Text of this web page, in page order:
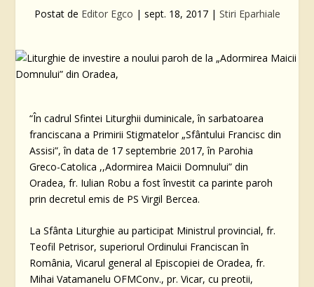
Postat de Editor Egco | sept. 18, 2017| Stiri Eparhiale
“În cadrul Sfintei Liturghii duminicale, în sarbatoarea
franciscana a Primirii Stigmatelor „Sfântului Francisc din
Assisi”, în data de 17 septembrie 2017, în Parohia
Greco-Catolica ,,Adormirea Maicii Domnului” din
Oradea, fr. Iulian Robu a fost învestit ca parinte paroh
prin decretul emis de PS Virgil Bercea.
La Sfânta Liturghie au participat Ministrul provincial, fr.
Teofil Petrisor, superiorul Ordinului Franciscan în
România, Vicarul general al Episcopiei de Oradea, fr.
Mihai Vatamanelu OFMConv., pr. Vicar, cu preotii,